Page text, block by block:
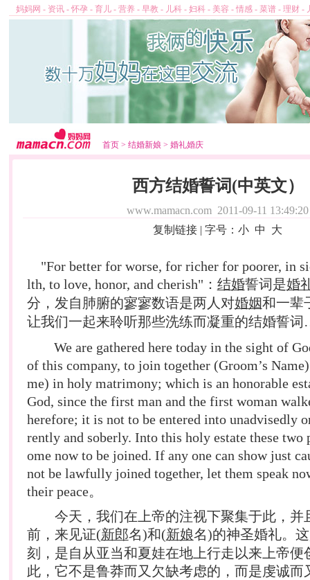
妈妈网 - 资讯 - 怀孕 - 育儿 - 营养 - 早教 - 儿科 - 妇科 - 美容 - 情感 - 菜谱 - 理财 -
首页 > 结婚新娘 > 婚礼婚庆
西方结婚誓词(中英文）
www.mamacn.com 2011-09-11 13:49:20
复制链接 | 字号： 小 中 大
"For better for worse, for richer for poorer, in
lth, to love, honor, and cherish"： 结婚誓词是婚
分，发自肺腑的寥寥数语是两人对婚姻和一辈
让我们一起来聆听那些洗练而凝重的结婚誓
We are gathered here today in the sight of
of this company, to join together (Groom’s
me) in holy matrimony; which is an honorable
God, since the first man and the first woman
herefore; it is not to be entered into unadvisedly
rently and soberly. Into this holy estate these two
ome now to be joined. If any one can show just
not be lawfully joined together, let them speak
their peace。
今天，我们在上帝的注视下聚集于此，并
前，来见证(新郎名)和(新娘名)的神圣婚礼。
刻，是自从亚当和夏娃在地上行走以来上帝便
此，它不是鲁莽而又欠缺考虑的，而是虔诚而